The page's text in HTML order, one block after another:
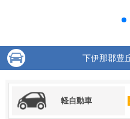
下伊那郡豊
軽自動車